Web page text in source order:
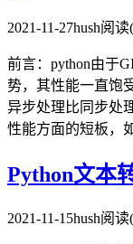
2021-11-27hush阅读
前言：python由于
势，其性能一直饱
异步处理比同步处
性能方面的短板，
Python文本
2021-11-15hush阅读